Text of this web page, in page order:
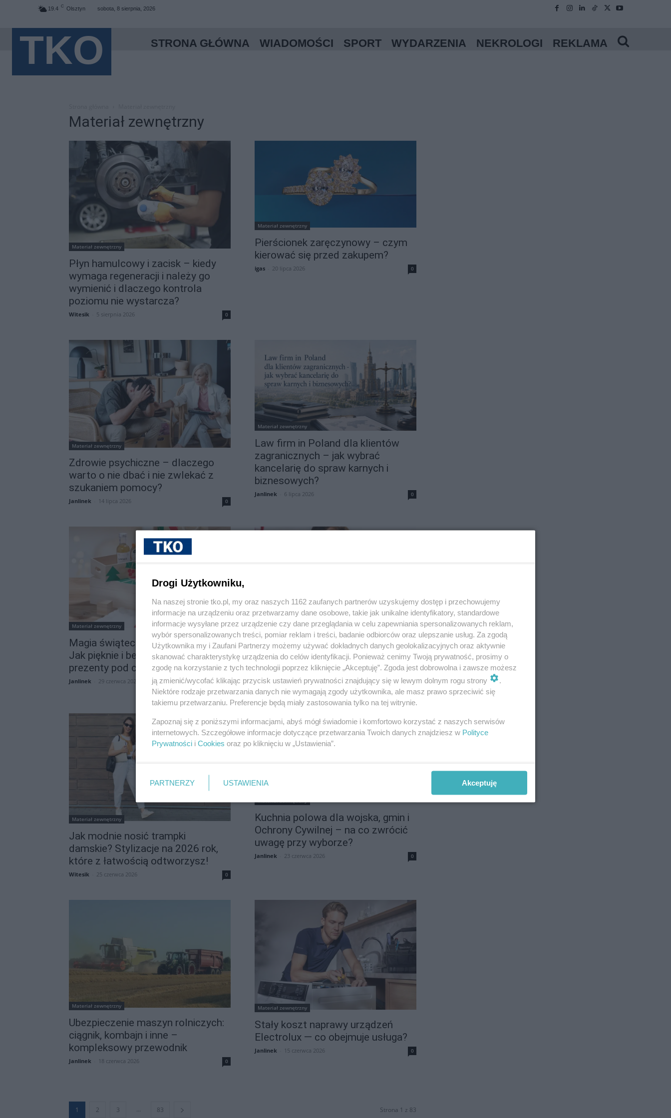
19.4 C Olsztyn sobota, 8 sierpnia, 2026
TKO STRONA GŁÓWNA WIADOMOŚCI SPORT WYDARZENIA NEKROLOGI REKLAMA
Materiał zewnętrzny
Materiał zewnętrzny
Płyn hamulcowy i zacisk – kiedy
wymaga regeneracji i należy go
wymienić i dlaczego kontrola
poziomu nie wystarcza?
Witesik 5 sierpnia 2026 0
Materiał zewnętrzny
Pierścionek zaręczynowy – czym
kierować się przed zakupem?
igas 20 lipca 2026 0
Materiał zewnętrzny
Zdrowie psychiczne – dlaczego
warto o nie dbać i nie zwlekać z
szukaniem pomocy?
Janlinek 14 lipca 2026 0
Materiał zewnętrzny
Law firm in Poland dla klientów
zagranicznych – jak wybrać
kancelarię do spraw karnych i
biznesowych?
Janlinek 6 lipca 2026 0
Materiał zewnętrzny
Magia świątecznego pakowania.
Jak pięknie i bez stresu zapakować
prezenty pod choinkę?
Janlinek 29 czerwca 2026 0
Materiał zewnętrzny
Skoki napięcia a awarie sprzętu –
jak stabilizator napięcia sieciowego
chroni elektronikę?
Janlinek 25 czerwca 2026
Materiał zewnętrzny
Jak modnie nosić trampki
damskie? Stylizacje na 2026 rok,
które z łatwością odtworzysz!
Witesik 25 czerwca 2026 0
Materiał zewnętrzny
Kuchnia polowa dla wojska, gmin i
Ochrony Cywilnej – na co zwrócić
uwagę przy wyborze?
Janlinek 23 czerwca 2026 0
Materiał zewnętrzny
Ubezpieczenie maszyn rolniczych:
ciągnik, kombajn i inne –
kompleksowy przewodnik
Janlinek 18 czerwca 2026 0
Materiał zewnętrzny
Stały koszt naprawy urządzeń
Electrolux — co obejmuje usługa?
Janlinek 15 czerwca 2026 0
1 2 3 ... 83 Strona 1 z 83
Drogi Użytkowniku,
Na naszej stronie tko.pl, my oraz naszych 1162 zaufanych partnerów uzyskujemy dostęp i przechowujemy
informacje na urządzeniu oraz przetwarzamy dane osobowe, takie jak unikalne identyfikatory, standardowe
informacje wysyłane przez urządzenie czy dane przeglądania w celu zapewniania spersonalizowanych reklam,
wybór spersonalizowanych treści, pomiar reklam i treści, badanie odbiorców oraz ulepszanie usług. Za zgodą
Użytkownika my i Zaufani Partnerzy możemy używać dokładnych danych geolokalizacyjnych oraz aktywnie
skanować charakterystykę urządzenia do celów identyfikacji. Ponieważ cenimy Twoją prywatność, prosimy o
zgodę na korzystanie z tych technologii poprzez kliknięcie „Akceptuję”. Zgoda jest dobrowolna i zawsze możesz
ją zmienić/wycofać klikając przycisk ustawień prywatności znajdujący się w lewym dolnym rogu strony
Niektóre rodzaje przetwarzania danych nie wymagają zgody użytkownika, ale masz prawo sprzeciwić się
takiemu przetwarzaniu. Preferencje będą miały zastosowania tylko na tej witrynie.
Zapoznaj się z poniższymi informacjami, abyś mógł świadomie i komfortowo korzystać z naszych serwisów
internetowych. Szczegółowe informacje dotyczące przetwarzania Twoich danych znajdziesz w Polityce
Prywatności i Cookies oraz po kliknięciu w „Ustawienia”.
PARTNERZY USTAWIENIA Akceptuję